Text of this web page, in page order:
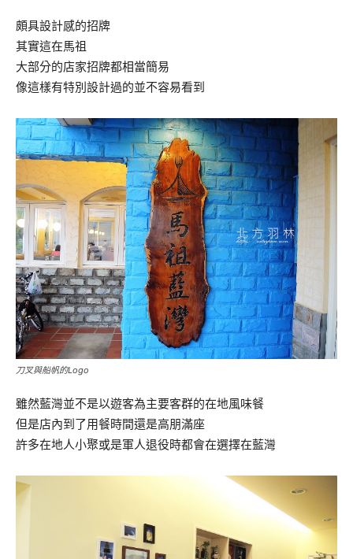
頗具設計感的招牌
其實這在馬祖
大部分的店家招牌都相當簡易
像這樣有特別設計過的並不容易看到
刀叉與船帆的Logo
雖然藍灣並不是以遊客為主要客群的在地風味餐
但是店內到了用餐時間還是高朋滿座
許多在地人小聚或是軍人退役時都會在選擇在藍灣